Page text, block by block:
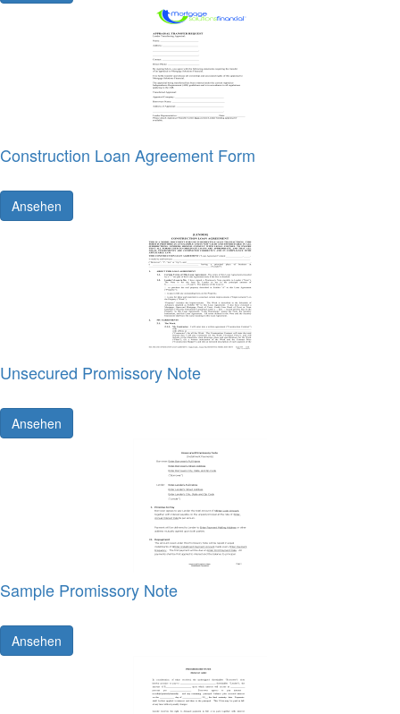
Construction Loan Agreement Form
Ansehen
Unsecured Promissory Note
Ansehen
Sample Promissory Note
Ansehen